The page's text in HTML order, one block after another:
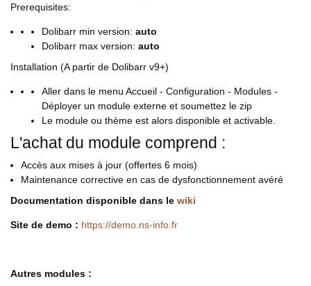
Prerequisites:
Dolibarr min version: auto
Dolibarr max version: auto
Installation (A partir de Dolibarr v9+)
Aller dans le menu Accueil - Configuration - Modules -
Déployer un module externe et soumettez le zip
Le module ou thème est alors disponible et activable.
L'achat du module comprend :
Accès aux mises à jour (offertes 6 mois)
Maintenance corrective en cas de dysfonctionnement avéré
Documentation disponible dans le wiki
Site de demo : https://demo.ns-info.fr
Autres modules :